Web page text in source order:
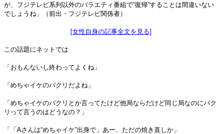
が、フジテレビ系列以外のバラエティ番組で“復帰”することは間違いない
でしょうね」（前出・フジテレビ関係者）
[女性自身の記事全文を見る]
この話題にネットでは
「おもんないし終わってよくね」
「めちゃイケのパクリだよね」
「めちゃイケのパクリとか言ってたけど他局ならだけど同じ局なのにパク
リって言うのはどうなの？」
「「Aさんは“めちゃイケ”出身で」あー、ただの焼き直しか」